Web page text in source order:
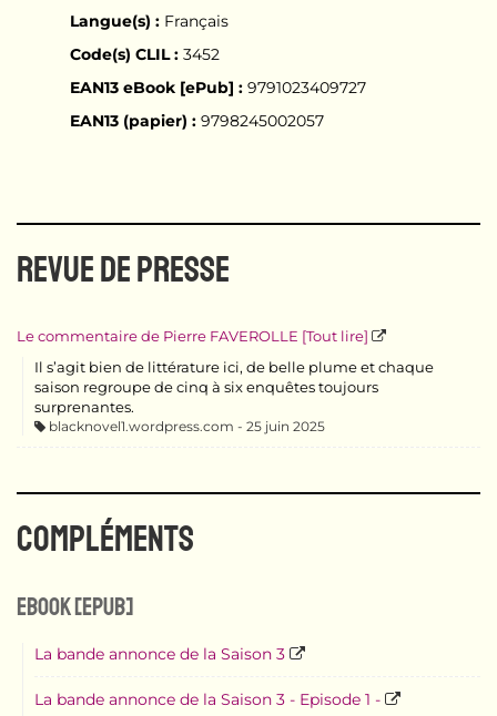
Langue(s) :Français
Code(s) CLIL :3452
EAN13 eBook [ePub] :9791023409727
EAN13 (papier) :9798245002057
REVUE DE PRESSE
Le commentaire de Pierre FAVEROLLE [Tout lire]
Il s’agit bien de littérature ici, de belle plume et chaque
saison regroupe de cinq à six enquêtes toujours
surprenantes.
blacknovel1.wordpress.com 25 juin 2025
COMPLÉMENTS
eBook [ePub]
La bande annonce de la Saison 3
La bande annonce de la Saison 3 - Episode 1 -